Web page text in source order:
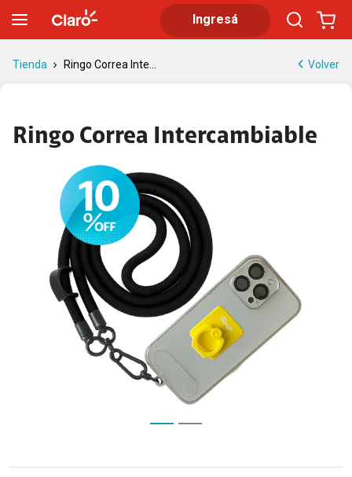
Ingresá
Tienda Ringo Correa Inte... Volver
Ringo Correa Intercambiable
Ringo correa intercambiable para celular